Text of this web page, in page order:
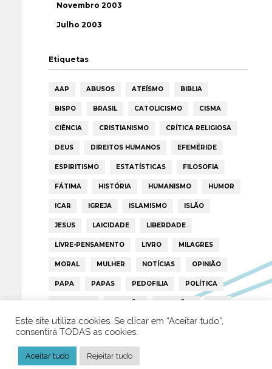
Novembro 2003
Julho 2003
Etiquetas
AAP ABUSOS ATEÍSMO BIBLIA
BISPO BRASIL CATOLICISMO CISMA
CIÊNCIA CRISTIANISMO CRÍTICA RELIGIOSA
DEUS DIREITOS HUMANOS EFEMÉRIDE
ESPIRITISMO ESTATÍSTICAS FILOSOFIA
FÁTIMA HISTÓRIA HUMANISMO HUMOR
ICAR IGREJA ISLAMISMO ISLÃO
JESUS LAICIDADE LIBERDADE
LIVRE-PENSAMENTO LIVRO MILAGRES
MORAL MULHER NOTÍCIAS OPINIÃO
PAPA PAPAS PEDOFILIA POLÍTICA
PORTUGAL RELIGIÃO RELIGIÕES RTP
TRUMP VATICANO
Este site utiliza cookies. Se clicar em “Aceitar tudo”,
consentirá TODAS as cookies.
Aceitar tudo Rejeitar tudo